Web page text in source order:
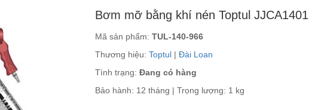
Bơm mỡ bằng khí nén Toptul JJCA1401
Mã sản phẩm:TUL-140-966
Thương hiệu:Toptul |Đài Loan
Tình trạng: Đang có hàng
Bảo hành: 12 tháng | Trọng lượng: 1 kg